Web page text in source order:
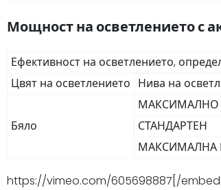
Мощност на осветлението с
Ефективност на осветлението,
Цвят на осветлението Нива на
Бяло
МАКСИМАЛНО
СТАНДАРТЕН
https://vimeo.com/605698887[/embed]